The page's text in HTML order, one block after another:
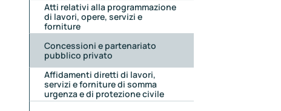
Atti relativi alla programmazione
di lavori, opere, servizi e
forniture
Concessioni e partenariato
pubblico privato
Affidamenti diretti di lavori,
servizi e forniture di somma
urgenza e di protezione civile